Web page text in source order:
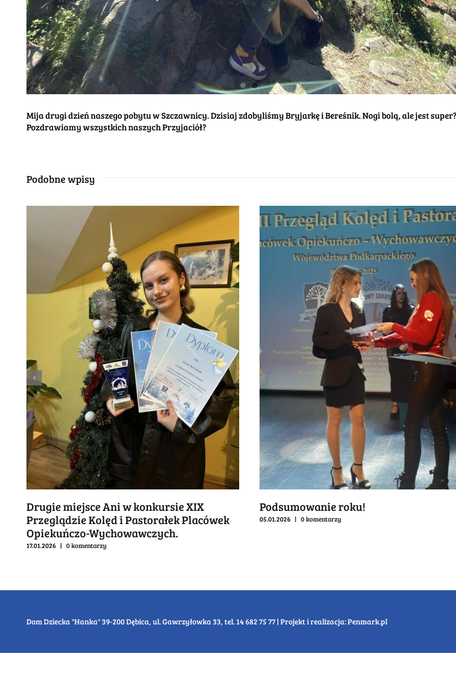
Mija drugi dzień naszego pobytu w Szczawnicy. Dzisiaj zdobyliśmy Bryjarkę i Bereśnik. Nogi bolą, ale jest
Pozdrawiamy wszystkich naszych Przyjaciół?
Podobne wpisy
Drugie miejsce Ani w konkursie XIX
Przeglądzie Kolęd i Pastorałek Placówek
Opiekuńczo-Wychowawczych.
17.01.2026 | 0 komentarzy
Podsumowanie roku!
05.01.2026 | 0 komentarzy
Dom Dziecka "Hanka" 39-200 Dębica, ul. Gawrzyłowka 33, tel. 14 682 75 77 | Projekt i realizacja:Penmark.pl